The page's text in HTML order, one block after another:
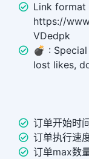
Link format
https://
VDedpk
💣 ︎:
lost likes,
订单开始时
订单执行速
订单max数